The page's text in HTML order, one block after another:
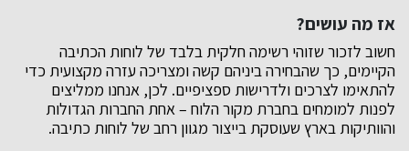
אז מה עושים?
חשוב לזכור שזוהי רשימה חלקית בלבד של לוחות הכתיבה
הקיימים, כך שהבחירה ביניהם קשה ומצריכה עזרה מקצועית כדי
להתאימו לצרכים ולדרישות ספציפיים. לכן, אנחנו ממליצים
לפנות למומחים בחברת מקור הלוח – אחת החברות הגדולות
והוותיקות בארץ שעוסקת בייצור מגוון רחב של לוחות כתיבה.